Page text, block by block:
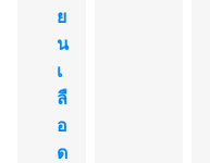
ย
น
เ
ลื
อ
ด